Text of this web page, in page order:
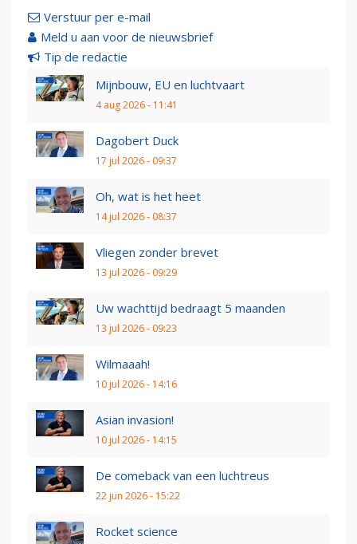
Verstuur per e-mail
Meld u aan voor de nieuwsbrief
Tip de redactie
Mijnbouw, EU en luchtvaart
4 aug 2026 - 11:41
Dagobert Duck
17 jul 2026 - 09:37
Oh, wat is het heet
14 jul 2026 - 08:37
Vliegen zonder brevet
13 jul 2026 - 09:29
Uw wachttijd bedraagt 5 maanden
13 jul 2026 - 09:23
Wilmaaah!
10 jul 2026 - 14:16
Asian invasion!
10 jul 2026 - 14:15
De comeback van een luchtreus
22 jun 2026 - 15:22
Rocket science